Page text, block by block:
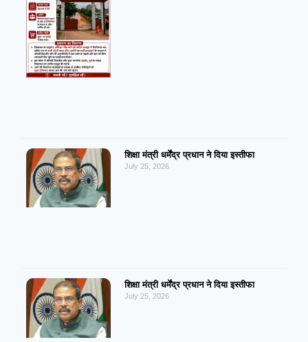
शिक्षा मंत्री धर्मेंद्र प्रधान ने दिया इस्तीफा
July 25, 2026
शिक्षा मंत्री धर्मेंद्र प्रधान ने दिया इस्तीफा
July 25, 2026